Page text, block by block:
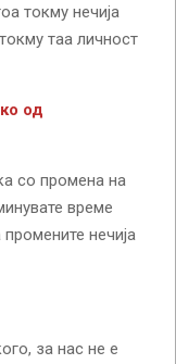
токму нечија
таа личност
од
со промена на
време
нечија
за нас не е